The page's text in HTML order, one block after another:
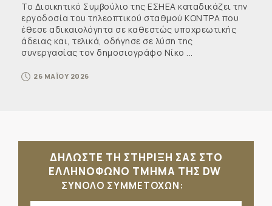
Το Διοικητικό Συμβούλιο της ΕΣΗΕΑ καταδικάζει την
εργοδοσία του τηλεοπτικού σταθμού ΚΟΝΤΡΑ που
έθεσε αδικαιολόγητα σε καθεστώς υποχρεωτικής
άδειας και, τελικά, οδήγησε σε λύση της
συνεργασίας τον δημοσιογράφο Νίκο ...
26 ΜΑΪΟΥ 2026
ΔΗΛΩΣΤΕ ΤΗ ΣΤΗΡΙΞΗ ΣΑΣ ΣΤΟ
ΕΛΛΗΝΟΦΩΝΟ ΤΜΗΜΑ ΤΗΣ DW
ΣΥΝΟΛΟ ΣΥΜΜΕΤΟΧΩΝ: